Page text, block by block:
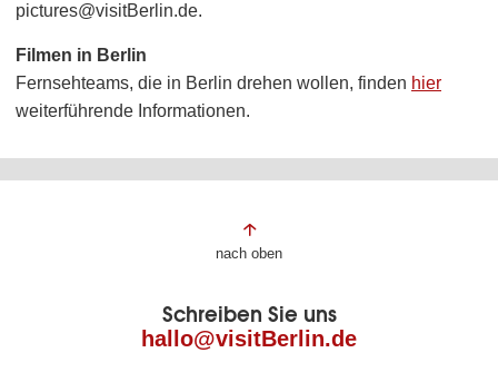
pictures@visitBerlin.de.
Filmen in Berlin
Fernsehteams, die in Berlin drehen wollen, finden hier
weiterführende Informationen.
Fußbereich
Seite
nach oben
Schreiben Sie uns
hallo@visitBerlin.de